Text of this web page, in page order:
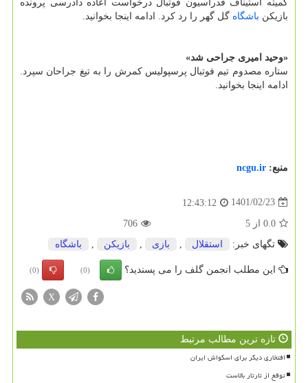
کمیته استیناف فدراسیون فوتبال درخواست اعاده دادرسی پرونده
بازیکن باشگاه گل گهر را رد کرد. ادامه اینجا بخوانید.
«وحید امیری جراحی شد»
ستاره مصدوم تیم فوتبال پرسپولیس کمرش را به تیغ جراحان سپرد.
ادامه اینجا بخوانید.
منبع: ncgu.ir
1401/02/23
12:43:12
0.0 از 5
706
تگهای خبر:
استقلال بازی بازیكن باشگاه
این مطلب انجمن گلف را می پسندید؟ (0)
(0)
X
تازه ترین مطالب مرتبط
افتخاری دیگر برای اسکواش ایران
توقع از تارتار بالاست